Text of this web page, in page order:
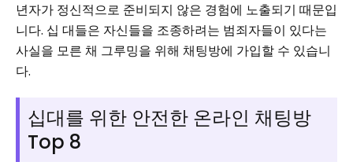
년자가 정신적으로 준비되지 않은 경험에 노출되기 때문입
니다. 십 대들은 자신들을 조종하려는 범죄자들이 있다는
사실을 모른 채 그루밍을 위해 채팅방에 가입할 수 있습니
다.
십대를 위한 안전한 온라인 채팅방
Top 8